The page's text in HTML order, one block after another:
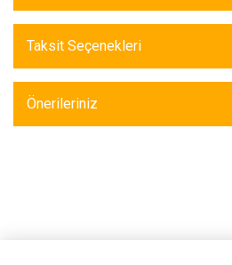
Taksit Seçenekleri
Önerileriniz